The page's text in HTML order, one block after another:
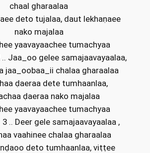
chaal gharaalaa
deto tujalaa, daut lekhaṇaee
nako majalaa
yaavayaachee tumachyaa
.. Jaa_oo gelee samajaavayaalaa,
jaa_oobaa_ii chalaa gharaalaa
ḍaeraa dete tumhaanlaa,
ḍaeraa nako majalaa
yaavayaachee tumachyaa
3 .. Deer gele samajaavayaalaa ,
vaahinee chalaa gharaalaa
deto tumhaanlaa, viṭṭee